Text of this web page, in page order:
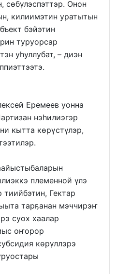
сөбүлэспэттэр. Онон
килиимэтин уратытын
бэйэтин
туруорсар
уһуллубат, – диэн
Еремеев уонна
нэһилиэгэр
кытта көрүстүлэр,
племенной үлэ
Гектар
тарҕанан мэччирэҥ
суох хаалар
оҥорор
көрүллэрэ